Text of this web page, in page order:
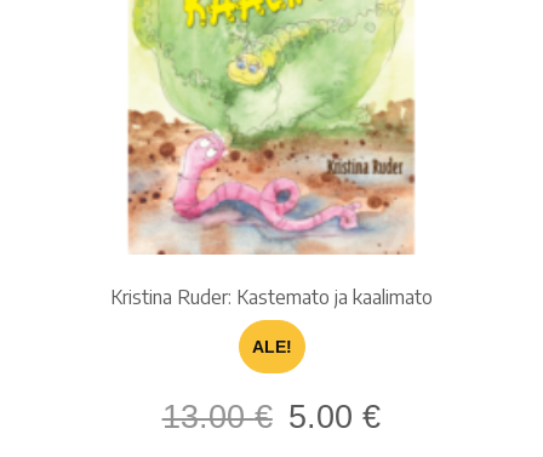
Kristina Ruder: Kastemato ja kaalimato
ALE!
13.00€
Alkuperäinen
hinta
5.00€Nykyinen